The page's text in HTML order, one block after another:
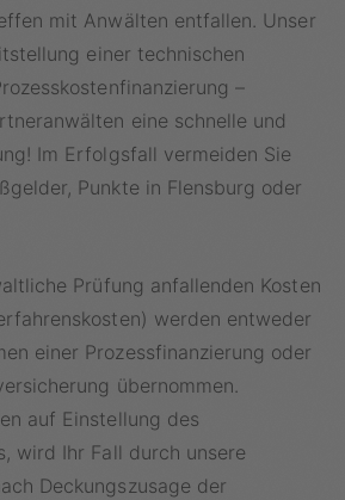
mit Anwälten entfallen. Unser
einer technischen
–
eine schnelle und
Im Erfolgsfall vermeiden Sie
Punkte in Flensburg oder
Prüfung anfallenden Kosten
werden entweder
einer Prozessfinanzierung oder
übernommen.
auf Einstellung des
wird Ihr Fall durch unsere
Deckungszusage der